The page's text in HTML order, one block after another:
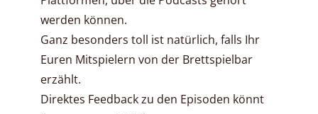
werden können.
Ganz besonders toll ist natürlich, falls Ihr
Euren Mitspielern von der Brettspielbar
erzählt.
Direktes Feedback zu den Episoden könnt